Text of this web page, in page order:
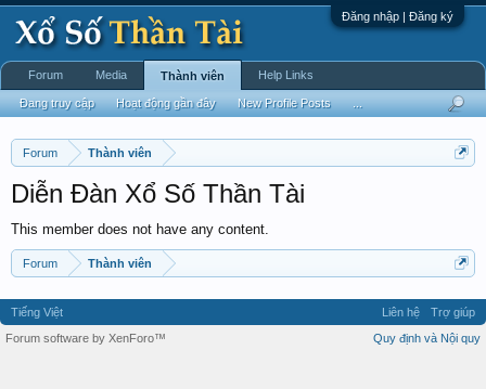
Đăng nhập | Đăng ký
Forum Thành viên
Diễn Đàn Xổ Số Thần Tài
This member does not have any content.
Forum Thành viên
Forum Media Thành viên
Đang truy cập Hoạt động gần đây New Profile Posts
Help Links
Tiếng Việt Liên hệ
Trợ giúp
Quy định và Nội quy
Forum software by XenForo™